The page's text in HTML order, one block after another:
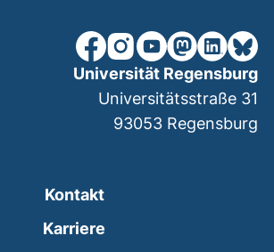
unsere Facebook-Seite
unsere Instagram-
unsere YouTube-
unsereunsere
Kontakt
Karriere
Universität Regensburg
Universitätsstraße 31
93053 Regensburg